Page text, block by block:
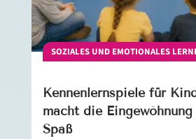
SOZIALES UND EMOTIONALES
Kennenlernspiele für
macht die
Spaß